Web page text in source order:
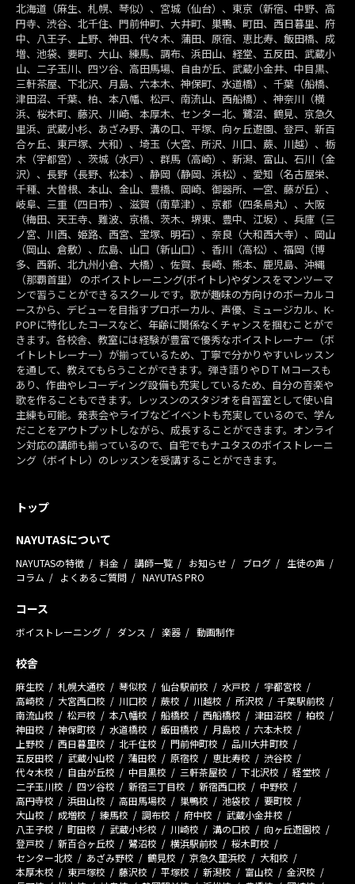
北海道（麻生、札幌、琴似）、宮城（仙台）、東京（新宿、中野、高
円寺、渋谷、北千住、門前仲町、大井町、巣鴨、町田、西日暮里、府
中、八王子、上野、神田、代々木、蒲田、原宿、恵比寿、飯田橋、成
増、池袋、要町、大山、練馬、調布、浜田山、経堂、五反田、武蔵小
山、二子玉川、四ツ谷、高田馬場、自由が丘、武蔵小金井、中目黒、
三軒茶屋、下北沢、月島、六本木、神保町、水道橋）、千葉（船橋、
津田沼、千葉、柏、本八幡、松戸、南流山、西船橋）、神奈川（横
浜、桜木町、藤沢、川崎、本厚木、センター北、鷺沼、鶴見、京急久
里浜、武蔵小杉、あざみ野、溝の口、平塚、向ヶ丘遊園、登戸、新百
合ヶ丘、東戸塚、大和）、埼玉（大宮、所沢、川口、蕨、川越）、栃
木（宇都宮）、茨城（水戸）、群馬（高崎）、新潟、富山、石川（金
沢）、長野（長野、松本）、静岡（静岡、浜松）、愛知（名古屋栄、
千種、大曽根、本山、金山、豊橋、岡崎、御器所、一宮、藤が丘）、
岐阜、三重（四日市）、滋賀（南草津）、京都（四条烏丸）、大阪
（梅田、天王寺、難波、京橋、茨木、堺東、豊中、江坂）、兵庫（三
ノ宮、川西、姫路、西宮、宝塚、明石）、奈良（大和西大寺）、岡山
（岡山、倉敷）、広島、山口（新山口）、香川（高松）、福岡（博
多、西新、北九州小倉、大橋）、佐賀、長崎、熊本、鹿児島、沖縄
（那覇首里） のボイストレーニング(ボイトレ)やダンスをマンツーマ
ンで習うことができるスクールです。歌が趣味の方向けのボーカルコ
ースから、デビューを目指すプロボーカル、声優、ミュージカル、K-
POPに特化したコースなど、年齢に関係なくチャンスを掴むことがで
きます。各校舎、教室には経験が豊富で優秀なボイストレーナー（ボ
イトレトレーナー）が揃っているため、丁寧で分かりやすいレッスン
を通して、教えてもらうことができます。弾き語りやＤＴＭコースも
あり、作曲やレコーディング設備も充実しているため、自分の音楽や
歌を作ることもできます。レッスンのスタジオを自習室として使い自
主練も可能。発表会やライブなどイベントも充実しているので、学ん
だことをアウトプットしながら、成長することができます。オンライ
ン対応の講師も揃っているので、自宅でもナユタスのボイストレーニ
ング（ボイトレ）のレッスンを受講することができます。
トップ
NAYUTASについて
NAYUTASの特徴 料金 講師一覧 お知らせ ブログ
生徒の声
コラム
よくあるご質問 NAYUTAS PRO
コース
ボイストレーニング ダンス 楽器 動画制作
校舎
麻生校 札幌大通校 琴似校 仙台駅前校 水戸校
宇都宮校
高崎校
大宮西口校 川口校 蕨校 川越校 所沢校
千葉駅前校
南流山校
松戸校 本八幡校 船橋校 西船橋校 津田沼校
柏校
神田校
神保町校 水道橋校 飯田橋校 月島校
六本木校
上野校
西日暮里校 北千住校 門前仲町校
品川大井町校
五反田校
武蔵小山校 蒲田校 原宿校 恵比寿校
渋谷校
代々木校
自由が丘校 中目黒校 三軒茶屋校 下北沢校
経堂校
二子玉川校
四ツ谷校 新宿三丁目校 新宿西口校
中野校
高円寺校
浜田山校 高田馬場校 巣鴨校 池袋校
要町校
大山校
成増校 練馬校 調布校 府中校
武蔵小金井校
八王子校
町田校 武蔵小杉校 川崎校 溝の口校
向ヶ丘遊園校
登戸校
新百合ヶ丘校 鷺沼校 横浜駅前校
桜木町校
センター北校
あざみ野校 鶴見校 京急久里浜校
大和校
本厚木校
東戸塚校 藤沢校 平塚校 新潟校 富山校
金沢校